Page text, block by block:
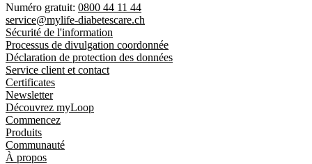
Numéro gratuit: 0800 44 11 44
service@mylife-diabetescare.ch
Sécurité de l'information
Processus de divulgation coordonnée
Déclaration de protection des données
Service client et contact
Certificates
Newsletter
Découvrez myLoop
Commencez
Produits
Communauté
À propos